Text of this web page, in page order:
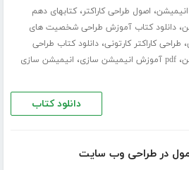
انیمیشن، اصول طراحی کاراکتر،کتابهای دهم
،دانلود کتاب آموزش طراحی شخصیت های
، طراحی کاراکتر کارتونی،دانلود کتاب طراحی
،pdf آموزش انیمیشن سازی ، انیمیشن سازی
دانلود کتاب
در طراحی وب سایت